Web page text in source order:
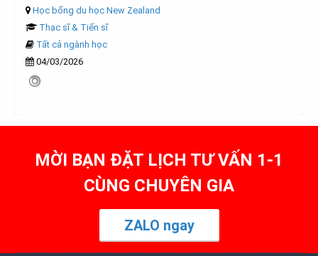
Học bổng du học New Zealand
Thạc sĩ & Tiến sĩ
Tất cả ngành học
04/03/2026
MỜI BẠN ĐẶT LỊCH TƯ VẤN 1-1
CÙNG CHUYÊN GIA
ZALO ngay